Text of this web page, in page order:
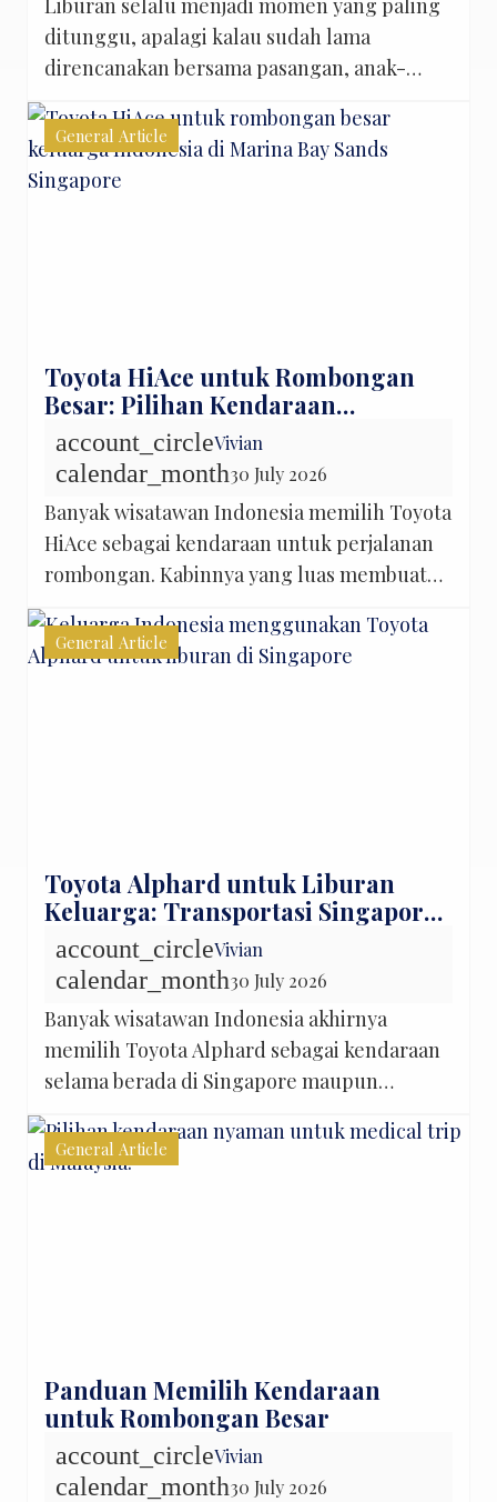
Liburan selalu menjadi momen yang paling
ditunggu, apalagi kalau sudah lama
direncanakan bersama pasangan, anak-
menyenangkan membayangkan jalan-jalan
ke tempat baru, mencoba kuliner khas,
hingga mengabadikan setiap momen
General Article
Toyota HiAce untuk Rombongan
Besar: Pilihan Kendaraan
Singapore & Malaysia
account_circleVivian
calendar_month30 July 2026
Banyak wisatawan Indonesia memilih Toyota
HiAce sebagai kendaraan untuk perjalanan
rombongan. Kabinnya yang luas membuat
bersama dalam satu kendaraan, sehingga
suasana liburan terasa lebih hangat sejak
General Article
Toyota Alphard untuk Liburan
Keluarga: Transportasi Singapore
& Malaysia
account_circleVivian
calendar_month30 July 2026
Banyak wisatawan Indonesia akhirnya
memilih Toyota Alphard sebagai kendaraan
selama berada di Singapore maupun
yang mewah, tetapi karena ruang kabinnya
yang lega, kursinya nyaman, dan mampu
General Article
Panduan Memilih Kendaraan
untuk Rombongan Besar
account_circleVivian
calendar_month30 July 2026